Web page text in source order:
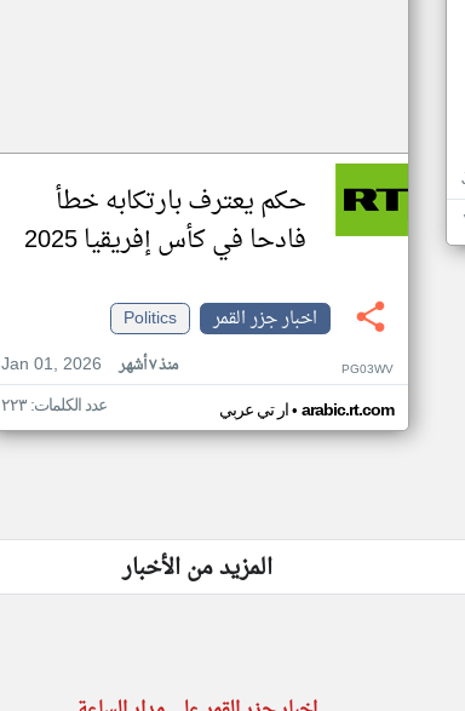
حكم يعترف بارتكابه خطأ
فادحا في كأس إفريقيا 2025
اخبار جزر القمر
Politics
Jan 01, 2026
منذ ٧ أشهر PG03WV
ار تي عربي• arabic.rt.com عدد الكلمات: ٢٢٣
المزيد من الأخبار